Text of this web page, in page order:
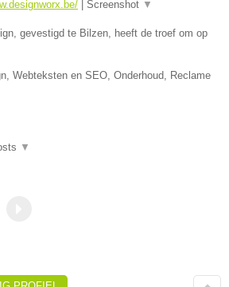
Screenshot ▼
gevestigd te Bilzen, heeft de troef om op
Webteksten en SEO, Onderhoud, Reclame
▼